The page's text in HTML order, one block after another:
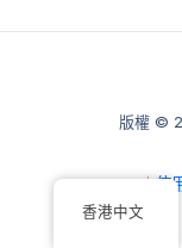
版權 ©
｜使
香港中文